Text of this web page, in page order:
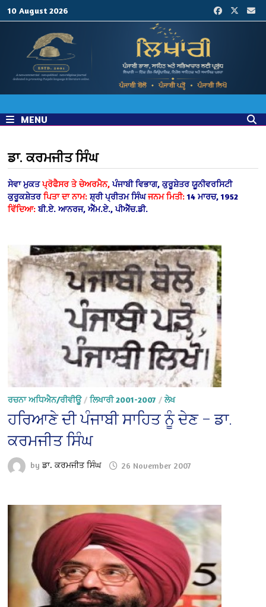
10 August 2026
MENU
ਡਾ. ਕਰਮਜੀਤ ਸਿੰਘ
ਸੇਵਾ ਮੁਕਤਪ੍ਰੋਫੈਸਰ ਤੇ ਚੇਅਰਮੈਨ,ਪੰਜਾਬੀ ਵਿਭਾਗ, ਕੁਰੂਸ਼ੇਤਰ ਯੂਨੀਵਰਸਿਟੀ
ਕੁਰੂਕਸ਼ੇਤਰ ਪਿਤਾ ਦਾ ਨਾਮ: ਸ਼੍ਰੀ ਪ੍ਰੀਤਮ ਸਿੰਘ ਜਨਮ ਮਿਤੀ:14 ਮਾਰਚ, 1952
ਵਿੱਦਿਆ:ਬੀ.ਏ. ਆਨਰਜ, ਐੱਮ.ਏ., ਪੀਐੱਚ.ਡੀ.
ਰਚਨਾ ਅਧਿਐਨ/ਰੀਵੀਊ/ਲਿਖਾਰੀ 2001-2007 /ਲੇਖ
ਹਰਿਆਣੇ ਦੀ ਪੰਜਾਬੀ ਸਾਹਿਤ ਨੂੰ ਦੇਣ – ਡਾ.
ਕਰਮਜੀਤ ਸਿੰਘ
byਡਾ. ਕਰਮਜੀਤ ਸਿੰਘ 26 November 2007